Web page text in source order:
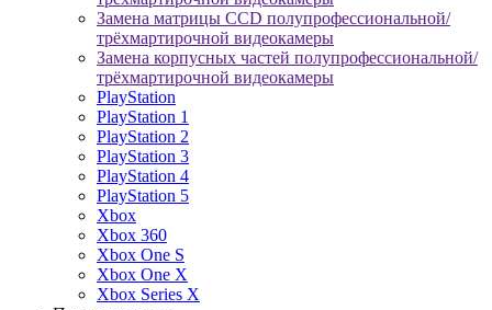
Замена матрицы CCD полупрофессиональной/
трёхмартирочной видеокамеры
Замена корпусных частей полупрофессиональной/
трёхмартирочной видеокамеры
PlayStation
PlayStation 1
PlayStation 2
PlayStation 3
PlayStation 4
PlayStation 5
Xbox
Xbox 360
Xbox One S
Xbox One X
Xbox Series X